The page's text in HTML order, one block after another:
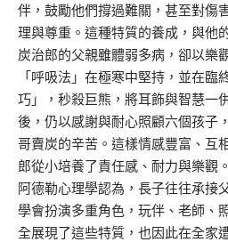
伴，鼓勵他們撐過難關，甚至對傷
理與尊重。這種特質的養成，與他
炭治郎的父親雖體弱多病，卻以樂
「呼吸法」在極寒中堅持，並在臨
巧」，秒殺巨熊，將耳飾與智慧一
後，仍以感謝與耐心照顧六個孩子
哥賣炭的辛苦。這樣情感豐富、互
郎從小培養了責任感、耐力與樂觀。
阿德勒心理學認為，長子往往承接
學會扮演多重角色，玩伴、老師、
全展現了這些特質，也因此在全家